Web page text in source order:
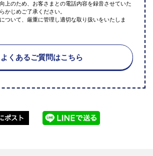
上のため、お客さまとの電話内容を録音させていた
かじめご了承ください。
ついて、厳重に管理し適切な取り扱いをいたしま
よくあるご質問はこちら